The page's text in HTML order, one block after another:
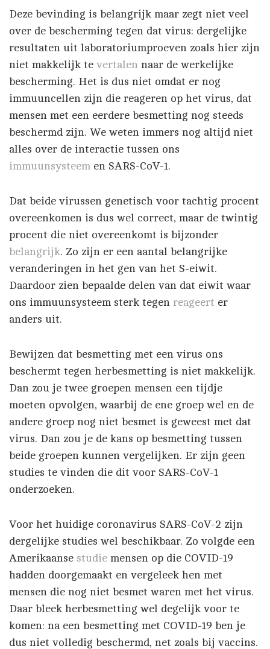
Deze bevinding is belangrijk maar zegt niet veel
over de bescherming tegen dat virus: dergelijke
resultaten uit laboratoriumproeven zoals hier zijn
niet makkelijk te vertalen naar de werkelijke
bescherming. Het is dus niet omdat er nog
immuuncellen zijn die reageren op het virus, dat
mensen met een eerdere besmetting nog steeds
beschermd zijn. We weten immers nog altijd niet
alles over de interactie tussen ons
immuunsysteem en SARS-CoV-1.
Dat beide virussen genetisch voor tachtig procent
overeenkomen is dus wel correct, maar de twintig
procent die niet overeenkomt is bijzonder
belangrijk. Zo zijn er een aantal belangrijke
veranderingen in het gen van het S-eiwit.
Daardoor zien bepaalde delen van dat eiwit waar
ons immuunsysteem sterk tegen reageert er
anders uit.
Bewijzen dat besmetting met een virus ons
beschermt tegen herbesmetting is niet makkelijk.
Dan zou je twee groepen mensen een tijdje
moeten opvolgen, waarbij de ene groep wel en de
andere groep nog niet besmet is geweest met dat
virus. Dan zou je de kans op besmetting tussen
beide groepen kunnen vergelijken. Er zijn geen
studies te vinden die dit voor SARS-CoV-1
onderzoeken.
Voor het huidige coronavirus SARS-CoV-2 zijn
dergelijke studies wel beschikbaar. Zo volgde een
Amerikaanse studie mensen op die COVID-19
hadden doorgemaakt en vergeleek hen met
mensen die nog niet besmet waren met het virus.
Daar bleek herbesmetting wel degelijk voor te
komen: na een besmetting met COVID-19 ben je
dus niet volledig beschermd, net zoals bij vaccins.